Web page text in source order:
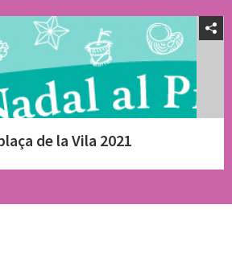
de la Vila 2021